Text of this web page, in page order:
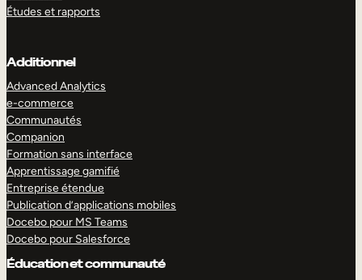
Études et rapports
Additionnel
Advanced Analytics
e-commerce
Communautés
Companion
Formation sans interface
Apprentissage gamifié
Entreprise étendue
Publication d’applications mobiles
Docebo pour MS Teams
Docebo pour Salesforce
Éducation et communauté